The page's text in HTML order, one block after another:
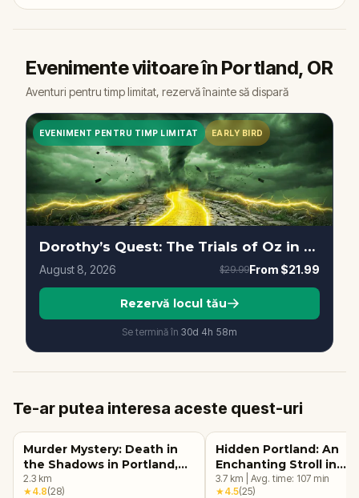
Evenimente viitoare în Portland, OR
Aventuri pentru timp limitat, rezervă înainte să dispară
EVENIMENT PENTRU TIMP LIMITAT EARLY BIRD
Dorothy’s Quest: The Trials of Oz in Portland
August 8, 2026 $29.99From $21.99
Rezervă locul tău
Se termină în 30d 4h 58m
Te-ar putea interesa aceste quest-uri
Murder Mystery: Death in
the Shadows in Portland,
OR
2.3 km
★4.8(28)
Hidden Portland: An
Enchanting Stroll in
Southeast
3.7 km Avg. time: 107 min
★4.5(25)